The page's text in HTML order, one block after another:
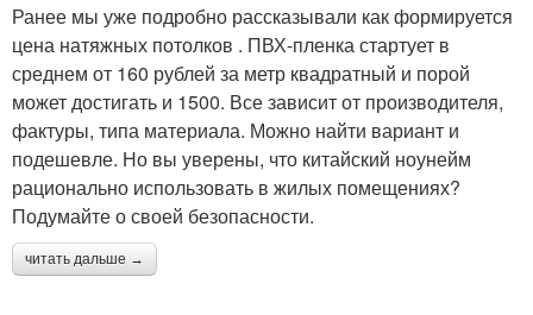
Ранее мы уже подробно рассказывали как формируется
цена натяжных потолков . ПВХ-пленка стартует в
среднем от 160 рублей за метр квадратный и порой
может достигать и 1500. Все зависит от производителя,
фактуры, типа материала. Можно найти вариант и
подешевле. Но вы уверены, что китайский ноунейм
рационально использовать в жилых помещениях?
Подумайте о своей безопасности.
читать дальше →